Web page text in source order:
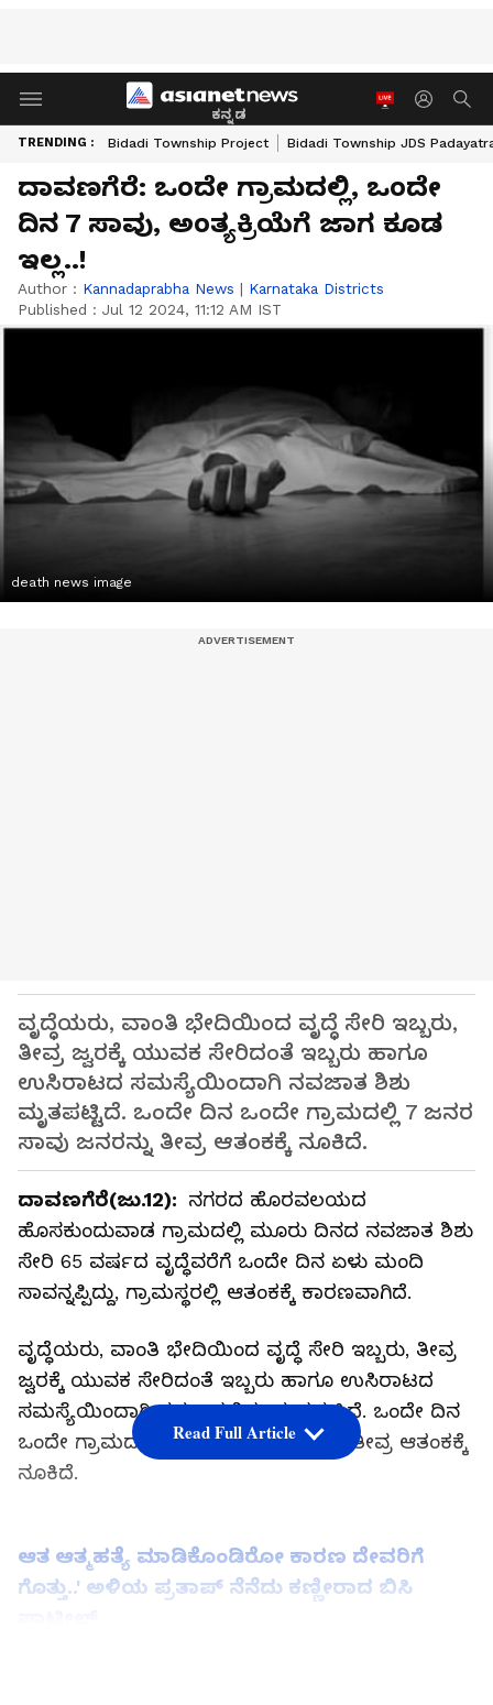
ಕನ್ನಡ
TRENDING : Bidadi Township Project Bidadi Township JDS
ದಾವಣಗೆರೆ: ಒಂದೇ ಗ್ರಾಮದಲ್ಲಿ, ಒಂದೇ
ದಿನ 7 ಸಾವು, ಅಂತ್ಯಕ್ರಿಯೆಗೆ ಜಾಗ ಕೂಡ
ಇಲ್ಲ..!
Author : Kannadaprabha News | Karnataka Districts
Published : Jul 12 2024, 11:12 AM IST
death news image
ವೃದ್ಧೆಯರು, ವಾಂತಿ ಭೇದಿಯಿಂದ ವೃದ್ಧೆ ಸೇರಿ ಇಬ್ಬರು,
ತೀವ್ರ ಜ್ವರಕ್ಕೆ ಯುವಕ ಸೇರಿದಂತೆ ಇಬ್ಬರು ಹಾಗೂ
ಉಸಿರಾಟದ ಸಮಸ್ಯೆಯಿಂದಾಗಿ ನವಜಾತ ಶಿಶು
ಮೃತಪಟ್ಟಿದೆ. ಒಂದೇ ದಿನ ಒಂದೇ ಗ್ರಾಮದಲ್ಲಿ 7 ಜನರ
ಸಾವು ಜನರನ್ನು ತೀವ್ರ ಆತಂಕಕ್ಕೆ ನೂಕಿದೆ.
ದಾವಣಗೆರೆ(ಜು.12): ನಗರದ ಹೊರವಲಯದ
ಹೊಸಕುಂದುವಾಡ ಗ್ರಾಮದಲ್ಲಿ ಮೂರು ದಿನದ ನವಜಾತ ಶಿಶು
ಸೇರಿ 65 ವರ್ಷದ ವೃದ್ಧೆವರೆಗೆ ಒಂದೇ ದಿನ ಏಳು ಮಂದಿ
ಸಾವನ್ನಪ್ಪಿದ್ದು, ಗ್ರಾಮಸ್ಥರಲ್ಲಿ ಆತಂಕಕ್ಕೆ ಕಾರಣವಾಗಿದೆ.
ವೃದ್ಧೆಯರು, ವಾಂತಿ ಭೇದಿಯಿಂದ ವೃದ್ಧೆ ಸೇರಿ ಇಬ್ಬರು, ತೀವ್ರ
ಜ್ವರಕ್ಕೆ ಯುವಕ ಸೇರಿದಂತೆ ಇಬ್ಬರು ಹಾಗೂ ಉಸಿರಾಟದ
ಸಮಸ್ಯೆಯಿಂದಾಗಿ ನವಜಾತ ಶಿಶು ಮೃತಪಟ್ಟಿದೆ. ಒಂದೇ ದಿನ
ಒಂದೇ ಗ್ರಾಮದಲ್ಲಿ 7 ಜನರ ಸಾವು ಜನರನ್ನು ತೀವ್ರ ಆತಂಕಕ್ಕೆ
ನೂಕಿದೆ.
ಆತ ಆತ್ಮಹತ್ಯೆ ಮಾಡಿಕೊಂಡಿರೋ ಕಾರಣ ದೇವರಿಗೆ
ಗೊತ್ತು..' ಅಳಿಯ ಪ್ರತಾಪ್ ನೆನೆದು ಕಣ್ಣೀರಾದ ಬಿಸಿ
Read Full Article